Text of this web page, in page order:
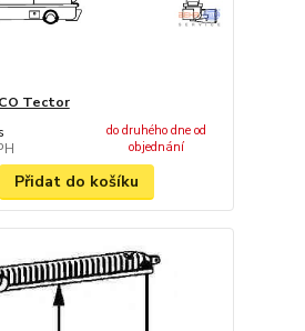
Tector
do druhého dne od
objednání
Přidat do košíku